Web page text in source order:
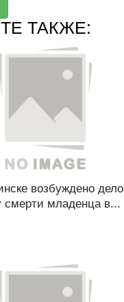
ТАКЖЕ:
возбуждено дело
смерти младенца в...